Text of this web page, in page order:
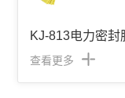
KJ-813电力密封
查看更多